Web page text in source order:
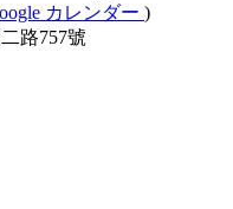
カレンダー )
路757號